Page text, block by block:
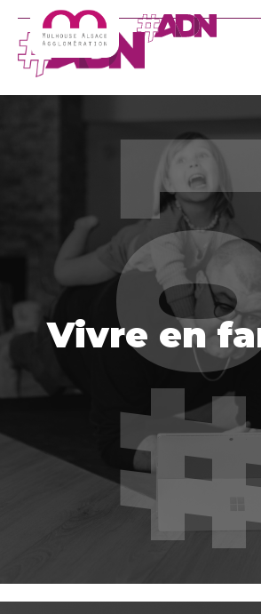
Vivre en
Vivre en
EN SAVOIR